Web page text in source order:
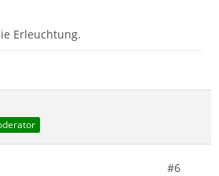
Erleuchtung.
#6